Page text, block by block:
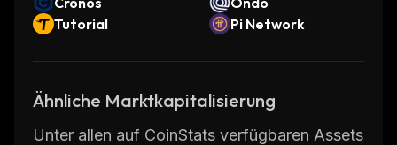
Tutorial
Pi Network
Ähnliche Marktkapitalisierung
Unter allen auf CoinStats verfügbaren Assets